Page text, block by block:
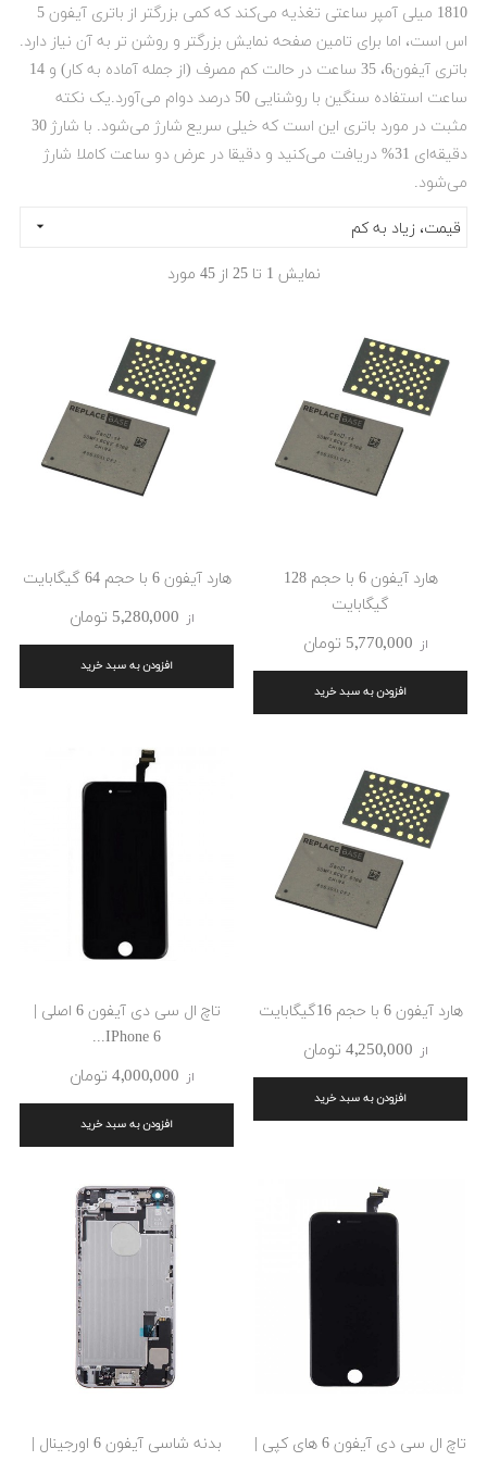
1810 میلی آمپر ساعتی تغذیه می‌کند که کمی بزرگتر از باتری آیفون 5
اس است، اما برای تامین صفحه نمایش بزرگتر و روشن تر به آن نیاز دارد.
باتری آیفون6، 35 ساعت در حالت کم مصرف (از جمله آماده به کار) و 14
ساعت استفاده سنگین با روشنایی 50 درصد دوام می‌آورد.ی
ک نکته
مثبت در مورد باتری این است که خیلی سریع شارژ می‌شود. با شارژ 30
دقیقه‌ای 31% دریافت می‌کنید و دقیقا در عرض دو ساعت کاملا شارژ
می‌شود.
قیمت، زیاد به کم 
نمایش 1 تا 25 از 45 مورد
هارد آیفون 6 با حجم 128
گیگابایت
از 5٬770٬000 ‎تومان
افزودن به سبد خرید
هارد آیفون 6 با حجم 64 گیگابایت
از 5٬280٬000 ‎تومان
افزودن به سبد خرید
هارد آیفون 6 با حجم 16گیگابایت
از 4٬250٬000 ‎تومان
افزودن به سبد خرید
تاچ ال سی دی آیفون 6 اصلی |
IPhone 6...
از 4٬000٬000 ‎تومان
افزودن به سبد خرید
تاچ ال سی دی آیفون 6 های کپی |
بدنه شاسی آیفون 6 اورجینال |